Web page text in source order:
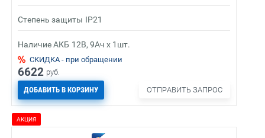
Степень защиты IP21
Наличие АКБ 12В, 9Ач х 1шт.
СКИДКА - при обращении
6622 руб.
ДОБАВИТЬ В КОРЗИНУ ОТПРАВИТЬ ЗАПРОС
АКЦИЯ